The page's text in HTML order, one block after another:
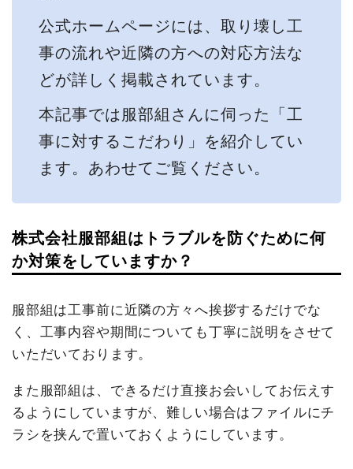
公式ホームページには、取り壊し工
事の流れや近隣の方への対応方法な
どが詳しく掲載されています。
本記事では服部組さんに伺った「工
事に対するこだわり」を紹介してい
ます。あわせてご覧ください。
株式会社服部組はトラブルを防ぐために何
か対策をしていますか？
服部組は工事前に近隣の方々へ挨拶するだけでな
く、工事内容や期間についても丁寧に説明をさせて
いただいております。
また服部組は、できるだけ直接お会いしてお伝えす
るようにしていますが、難しい場合はファイルにチ
ラシを挟んで置いておくようにしています。